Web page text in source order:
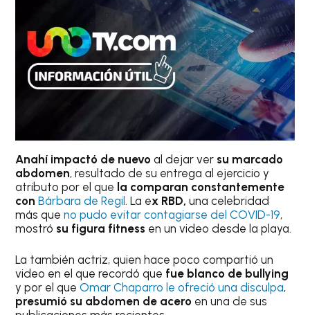
Anahí impactó de nuevo al dejar ver su marcado
abdomen, resultado de su entrega al ejercicio y
atributo por el que la comparan constantemente
con Bárbara de Regil. La ex RBD, una celebridad
más queno pudo evitar contagiarse del COVID-19,
mostró su figura fitness en un video desde la playa.
La también actriz, quien hace poco compartió un
video en el que recordó que fue blanco de bullying
y por el queOmar Chaparro le ofreció una disculpa,
presumió su abdomen de acero en una de sus